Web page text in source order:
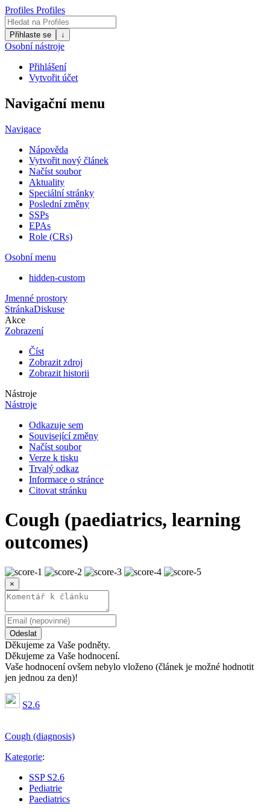
Profiles Profiles
Přihlaste se ↓
Osobní nástroje
Přihlášení
Vytvořit účet
Navigační menu
Navigace
Nápověda
Vytvořit nový článek
Načíst soubor
Aktuality
Speciální stránky
Poslední změny
SSPs
EPAs
Role (CRs)
Osobní menu
hidden-custom
Jmenné prostory
StránkaDiskuse
Akce
Zobrazení
Číst
Zobrazit zdroj
Zobrazit historii
Nástroje
Nástroje
Odkazuje sem
Související změny
Načíst soubor
Verze k tisku
Trvalý odkaz
Informace o stránce
Citovat stránku
Cough (paediatrics, learning
outcomes)
×
Odeslat
Děkujeme za Vaše podněty.
Děkujeme za Vaše hodnocení.
Vaše hodnocení ovšem nebylo vloženo (článek je možné hodnotit
jen jednou za den)!
S2.6
Cough (diagnosis)
Kategorie:
SSP S2.6
Pediatrie
Paediatrics